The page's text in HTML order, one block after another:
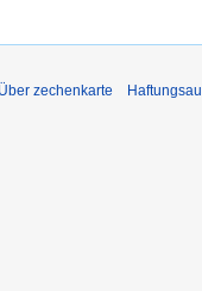
Über zechenkarte